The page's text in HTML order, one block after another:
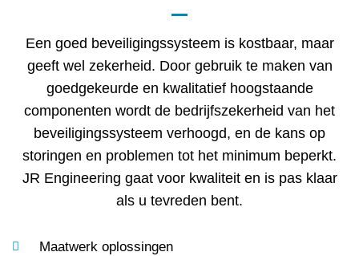
Een goed beveiligingssysteem is kostbaar, maar
geeft wel zekerheid. Door gebruik te maken van
goedgekeurde en kwalitatief hoogstaande
componenten wordt de bedrijfszekerheid van het
beveiligingssysteem verhoogd, en de kans op
storingen en problemen tot het minimum beperkt.
JR Engineering gaat voor kwaliteit en is pas klaar
als u tevreden bent.
Maatwerk oplossingen